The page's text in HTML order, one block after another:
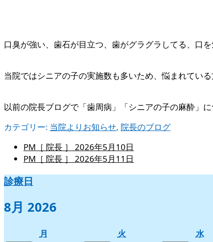
口臭が強い、歯石が目立つ、歯がグラグラしてる、口
当院ではシニアの子の実施数も多いため、悩まれてい
以前の院長ブログで「歯周病」「シニアの子の麻酔」
カテゴリー: 当院よりお知らせ, 院長のブログ
PM［ 院長 ］ 2026年5月10日
PM［ 院長 ］ 2026年5月11日
診療日
8月 2026
月 火 水水